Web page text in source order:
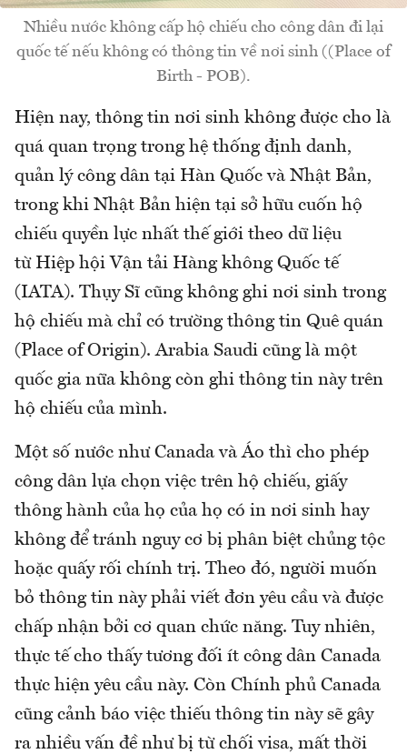
Nhiều nước không cấp hộ chiếu cho công dân đi lại
quốc tế nếu không có thông tin về nơi sinh ((Place of
Birth - POB).
Hiện nay, thông tin nơi sinh không được cho là
quá quan trọng trong hệ thống định danh,
quản lý công dân tại Hàn Quốc và Nhật Bản,
trong khi Nhật Bản hiện tại sở hữu cuốn hộ
chiếu quyền lực nhất thế giới theo dữ liệu
từ Hiệp hội Vận tải Hàng không Quốc tế
(IATA). Thụy Sĩ cũng không ghi nơi sinh trong
hộ chiếu mà chỉ có trường thông tin Quê quán
(Place of Origin). Arabia Saudi cũng là một
quốc gia nữa không còn ghi thông tin này trên
hộ chiếu của mình.
Một số nước như Canada và Áo thì cho phép
công dân lựa chọn việc trên hộ chiếu, giấy
thông hành của họ của họ có in nơi sinh hay
không để tránh nguy cơ bị phân biệt chủng tộc
hoặc quấy rối chính trị. Theo đó, người muốn
bỏ thông tin này phải viết đơn yêu cầu và được
chấp nhận bởi cơ quan chức năng. Tuy nhiên,
thực tế cho thấy tương đối ít công dân Canada
thực hiện yêu cầu này. Còn Chính phủ Canada
cũng cảnh báo việc thiếu thông tin này sẽ gây
ra nhiều vấn đề như bị từ chối visa, mất thời